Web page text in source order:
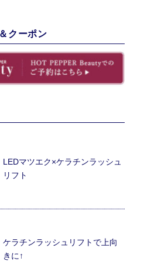
クーポン
LEDマツエク×ケラチンラッシュ
リフト
ケラチンラッシュリフトで上向
きに↑